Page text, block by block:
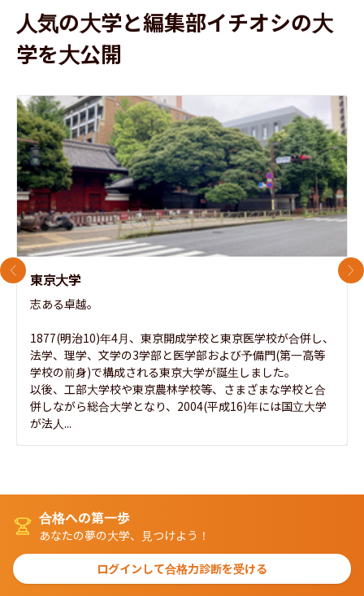
人気の大学と編集部イチオシの大
学を大公開
東京大学
志ある卓越。
1877(明治10)年4月、東京開成学校と東京医学校が合併し、
法学、理学、文学の3学部と医学部および予備門(第一高等
学校の前身)で構成される東京大学が誕生しました。
以後、工部大学校や東京農林学校等、さまざまな学校と合
併しながら総合大学となり、2004(平成16)年には国立大学
が法人...
前のスライド 次
合格への第一歩
あなたの夢の大学、見つけよう！
ログインして合格力診断を受ける